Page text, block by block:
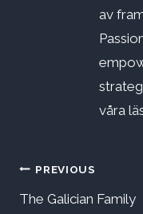
av
våra
PREVIOUS
The Galician Family